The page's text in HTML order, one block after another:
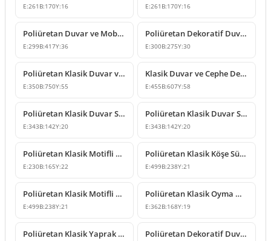
E:261 B:170Y:16 E:261 B:170Y:16
Poliüretan Duvar ve Mobilya Süsleme Modeli
E:299B:417Y:36
Poliüretan Dekoratif Duvar Süsleme Modeli P8013
E:300B:275Y:30
Poliüretan Klasik Duvar ve Tavan Süsleme Modelleri
E:350B:750Y:55
Klasik Duvar ve Cephe Dekorasyonu İçin Poliüretan Motif
E:455B:607Y:58
Poliüretan Klasik Duvar Süsleme ve Motif Modelleri
E:343B:142Y:20
Poliüretan Klasik Duvar Süsleme ve Motif Modeli
E:343B:142Y:20
Poliüretan Klasik Motifli Duvar ve Mobilya Süsleme
E:230B:165Y:22
Poliüretan Klasik Köşe Süsleme ve Desenli Motif Modeli
E:499B:238Y:21
Poliüretan Klasik Motifli Köşe Süsü ve Duvar Dekoru
E:499B:238Y:21
Poliüretan Klasik Oyma Mobilya ve Duvar Süsleme Modeli
E:362B:168Y:19
Poliüretan Klasik Yaprak Motifli Süsleme Modeli Poliüretan Dekoratif Duvar ve Mobilya Süsleme Modeli